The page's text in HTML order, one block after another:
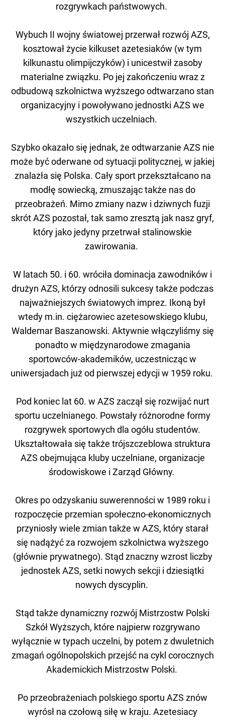
rozgrywkach państwowych.
Wybuch II wojny światowej przerwał rozwój AZS,
kosztował życie kilkuset azetesiaków (w tym
kilkunastu olimpijczyków) i unicestwił zasoby
materialne związku. Po jej zakończeniu wraz z
odbudową szkolnictwa wyższego odtwarzano stan
organizacyjny i powoływano jednostki AZS we
wszystkich uczelniach.
Szybko okazało się jednak, że odtwarzanie AZS nie
może być oderwane od sytuacji politycznej, w jakiej
znalazła się Polska. Cały sport przekształcano na
modłę sowiecką, zmuszając także nas do
przeobrażeń. Mimo zmiany nazw i dziwnych fuzji
skrót AZS pozostał, tak samo zresztą jak nasz gryf,
który jako jedyny przetrwał stalinowskie
zawirowania.
W latach 50. i 60. wróciła dominacja zawodników i
drużyn AZS, którzy odnosili sukcesy także podczas
najważniejszych światowych imprez. Ikoną był
wtedy m.in. ciężarowiec azetesowskiego klubu,
Waldemar Baszanowski. Aktywnie włączyliśmy się
ponadto w międzynarodowe zmagania
sportowców-akademików, uczestnicząc w
uniwersjadach już od pierwszej edycji w 1959 roku.
Pod koniec lat 60. w AZS zaczął się rozwijać nurt
sportu uczelnianego. Powstały różnorodne formy
rozgrywek sportowych dla ogółu studentów.
Ukształtowała się także trójszczeblowa struktura
AZS obejmująca kluby uczelniane, organizacje
środowiskowe i Zarząd Główny.
Okres po odzyskaniu suwerenności w 1989 roku i
rozpoczęcie przemian społeczno-ekonomicznych
przyniosły wiele zmian także w AZS, który starał
się nadążyć za rozwojem szkolnictwa wyższego
(głównie prywatnego). Stąd znaczny wzrost liczby
jednostek AZS, setki nowych sekcji i dziesiątki
nowych dyscyplin.
Stąd także dynamiczny rozwój Mistrzostw Polski
Szkół Wyższych, które najpierw rozgrywano
wyłącznie w typach uczelni, by potem z dwuletnich
zmagań ogólnopolskich przejść na cykl corocznych
Akademickich Mistrzostw Polski.
Po przeobrażeniach polskiego sportu AZS znów
wyrósł na czołową siłę w kraju. Azetesiacy